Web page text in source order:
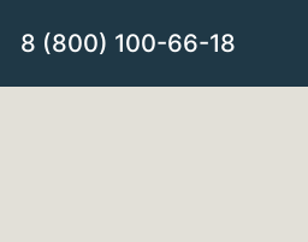
8 (800) 100-66-18